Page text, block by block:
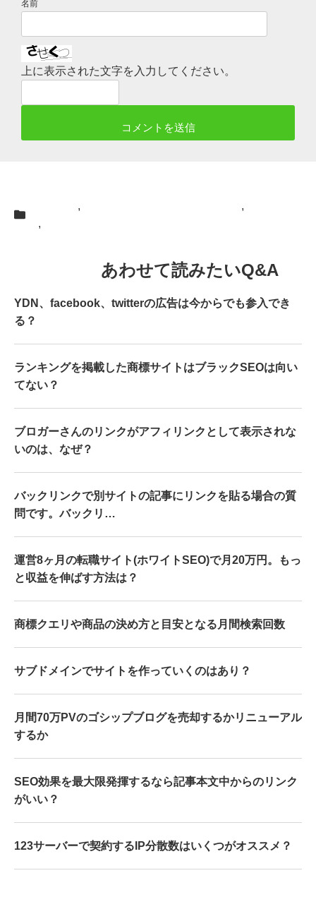
名前
上に表示された文字を入力してください。
, ,
SEO ,
あわせて読みたいQ&A
YDN、facebook、twitterの広告は今からでも参入でき
る？
ランキングを掲載した商標サイトはブラックSEOは向い
てない？
ブロガーさんのリンクがアフィリンクとして表示されな
いのは、なぜ？
バックリンクで別サイトの記事にリンクを貼る場合の質
問です。バックリ…
運営8ヶ月の転職サイト(ホワイトSEO)で月20万円。もっ
と収益を伸ばす方法は？
商標クエリや商品の決め方と目安となる月間検索回数
サブドメインでサイトを作っていくのはあり？
月間70万PVのゴシップブログを売却するかリニューアル
するか
SEO効果を最大限発揮するなら記事本文中からのリンク
がいい？
123サーバーで契約するIP分散数はいくつがオススメ？